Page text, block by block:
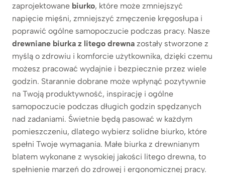
zaprojektowane biurko, które może zmniejszyć
napięcie mięśni, zmniejszyć zmęczenie kręgosłupa i
poprawić ogólne samopoczucie podczas pracy. Nasze
drewniane biurka z litego drewna zostały stworzone z
myślą o zdrowiu i komforcie użytkownika, dzięki czemu
możesz pracować wydajnie i bezpiecznie przez wiele
godzin. Starannie dobrane może wpłynąć pozytywnie
na Twoją produktywność, inspirację i ogólne
samopoczucie podczas długich godzin spędzanych
nad zadaniami. Świetnie będą pasować w każdym
pomieszczeniu, dlatego wybierz solidne biurko, które
spełni Twoje wymagania. Małe biurka z drewnianym
blatem wykonane z wysokiej jakości litego drewna, to
spełnienie marzeń do zdrowej i ergonomicznej pracy.